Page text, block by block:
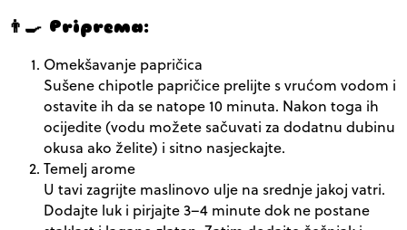
👨‍🍳 Priprema:
Omekšavanje papričica
Sušene chipotle papričice prelijte s vrućom vodom i
ostavite ih da se natope 10 minuta. Nakon toga ih
ocijedite (vodu možete sačuvati za dodatnu dubinu
okusa ako želite) i sitno nasjeckajte.
Temelj arome
U tavi zagrijte maslinovo ulje na srednje jakoj vatri.
Dodajte luk i pirjajte 3–4 minute dok ne postane